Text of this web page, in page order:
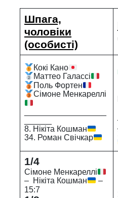
Шпага,
чоловіки
(особисті)
Кокі Кано
Маттео Галассі
Поль Фортен
Сімоне Менкареллі
8. Нікіта Кошман
34. Роман Свічкар
1/4
Сімоне Менкареллі
– Нікіта Кошман
–
15:7